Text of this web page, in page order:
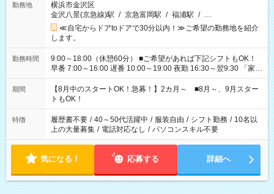
勤務地
横浜市金沢区
金沢八景(京急線)駅 / 京急富岡駅 / 福浦駅 / …
≪自宅からドアtoドアで30分以内！≫ご希望の勤務地を紹介
します。
勤務時間
9:00～18:00（休憩60分） ■ご希望があれば下記シフトもOK！
早番 7:00～16:00 遅番 10:00～19:00 夜勤 16:30～翌9:30 「家族
と休みを合わせたい」 「余裕を持って夕飯の準備がしたい」
「できれば残業はしたくない」 など、ご希望を教えてください
ね。 ※Wワーク希望の方へ 今ご覧のお仕事で希望する勤務時間
と、もう1つのお仕事の勤務時間。 合計で週40時間を超える場
合は応募できません。
期間
【8月中のスタートOK！急募！】2カ月～ ■8月～、9月スター
トもOK！
特徴 履歴書不要 / 40～50代活躍中 / 服装自由 / シフト勤務 / 10名以
上の大量募集 / 電話対応なし / パソコンスキル不要
気になる！ 応募する 詳細へ